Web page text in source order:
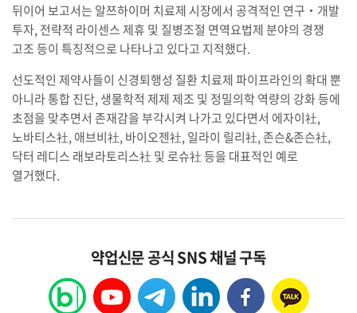
뒤이어 보고서는 알쯔하이머 치료제 시장에서 공격적인 연구‧개발
투자, 전략적 라이센스 제휴 및 질병조절 면역요법제 분야의 경쟁
고조 등이 특징적으로 나타나고 있다고 지적했다.
선도적인 제약사들이 신경퇴행성 질환 치료제 파이프라인의 확대 뿐
아니라 통합 진단, 생물학적 제제 제조 및 정밀의학 역량의 강화 등에
초점을 맞추면서 존재감을 부각시켜 나가고 있다면서 에자이社,
노바티스社, 애브비社, 바이오젠社, 일라이 릴리社, 존슨&존슨社,
닥터 레디스 래보라토리스社 및 로슈社 등을 대표적인 예로
열거했다.
약업신문 공식 SNS 채널 구독